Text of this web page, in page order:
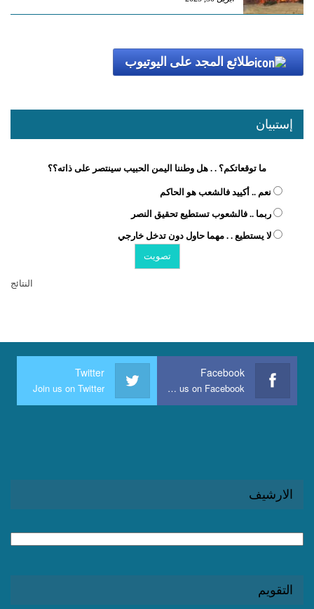
طلائع المجد على اليوتيوب
إستبيان
ما توقعاتكم؟ . . هل وطننا اليمن الحبيب سينتصر على ذاته؟؟
نعم .. أكييد فالشعب هو الحاكم
ربما .. فالشعوب تستطيع تحقيق النصر
لا يستطيع . . مهما حاول دون تدخل خارجي
النتائج
Facebook
Join us on Facebook
Twitter
Join us on Twitter
الارشيف
التقويم